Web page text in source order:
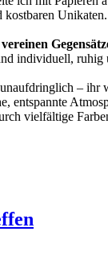
kostbaren Unikaten.
individuell, ruhig
– ihr
entspannte
vielfältige